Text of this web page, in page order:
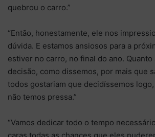
quebrou o carro.”
“Então, honestamente, ele nos
dúvida. E estamos ansiosos para a
estiver no carro, no final do ano. Quanto
decisão, como dissemos, por mais que
todos gostariam que decidíssemos
não temos pressa.”
“Vamos dedicar todo o tempo
caras todas as chances que eles